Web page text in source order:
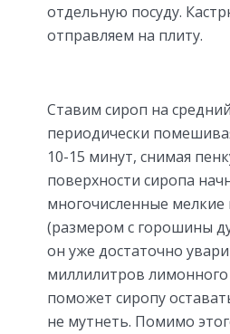
отдельную посуду.
отправляем на плиту.
Ставим сироп на
периодически
10-15 минут, снимая
поверхности сиропа
многочисленные мелкие
(размером с горошины
он уже достаточно
миллилитров
поможет сиропу
не мутнеть. Помимо